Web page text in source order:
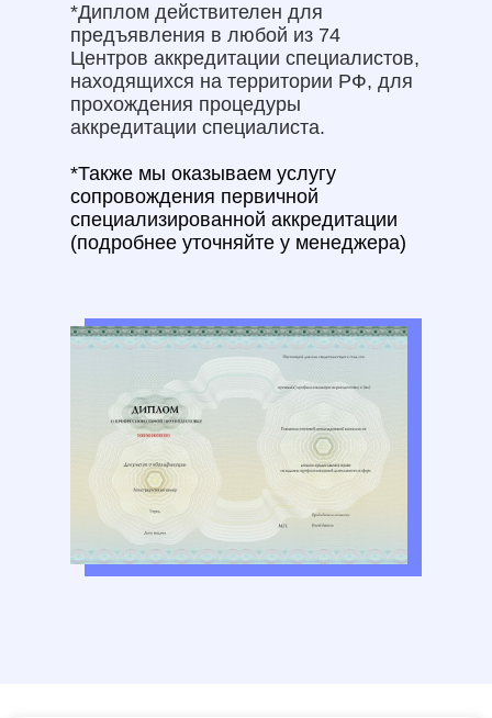
*Диплом действителен для
предъявления в любой из 74
Центров аккредитации специалистов,
находящихся на территории РФ, для
прохождения процедуры
аккредитации специалиста.
*Также мы оказываем услугу
сопровождения первичной
специализированной аккредитации
(подробнее уточняйте у менеджера)